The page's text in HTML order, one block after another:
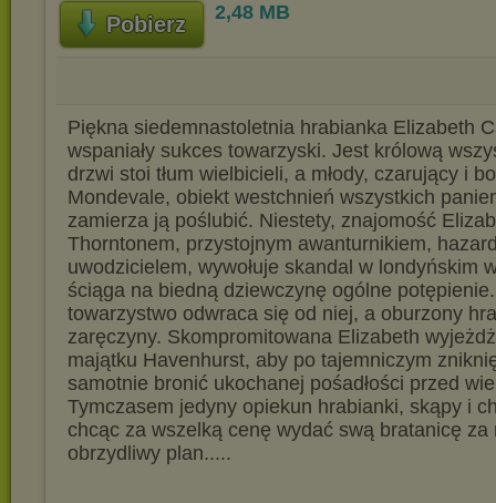
Pobierz 2,48 MB
Piękna siedemnastoletnia hrabianka Elizabeth
wspaniały sukces towarzyski. Jest królową
drzwi stoi tłum wielbicieli, a młody, czarujący i
Mondevale, obiekt westchnień wszystkich
zamierza ją poślubić. Niestety, znajomość
Thorntonem, przystojnym awanturnikiem,
uwodzicielem, wywołuje skandal w londyńskim
ściąga na biedną dziewczynę ogólne potępienie.
towarzystwo odwraca się od niej, a oburzony
zaręczyny. Skompromitowana Elizabeth
majątku Havenhurst, aby po tajemniczym
samotnie bronić ukochanej pośadłości przed
Tymczasem jedyny opiekun hrabianki, skąpy i
chcąc za wszelką cenę wydać swą bratanicę za
obrzydliwy plan.....